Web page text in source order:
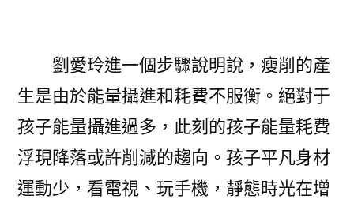
劉愛玲進一個步驟說明說，瘦削的產
生是由於能量攝進和耗費不服衡。絕對于
孩子能量攝進過多，此刻的孩子能量耗費
浮現降落或許削減的趨向。孩子平凡身材
運動少，看電視、玩手機，靜態時光在增